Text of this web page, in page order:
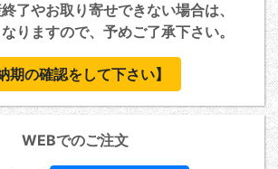
了やお取り寄せできない場合は、
りますので、予めご了承下さい。
納期の確認をして下さい】
WEBでのご注文